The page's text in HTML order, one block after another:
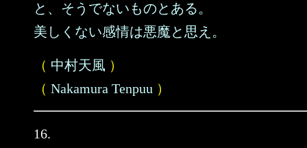
と、そうでないものとある。
美しくない感情は悪魔と思え。
（ 中村天風 ）
（ Nakamura Tenpuu ）
16.